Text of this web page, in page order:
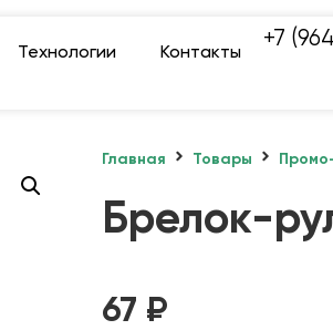
Технологии Контакты
+7
Главная Товары
Брелок-
67 ₽